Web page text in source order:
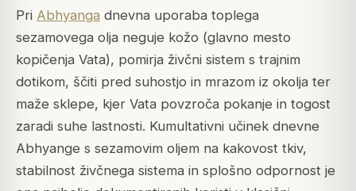
Pri Abhyanga dnevna uporaba toplega
sezamovega olja neguje kožo (glavno mesto
kopičenja Vata), pomirja živčni sistem s trajnim
dotikom, ščiti pred suhostjo in mrazom iz okolja ter
maže sklepe, kjer Vata povzroča pokanje in togost
zaradi suhe lastnosti. Kumultativni učinek dnevne
Abhyange s sezamovim oljem na kakovost tkiv,
stabilnost živčnega sistema in splošno odpornost je